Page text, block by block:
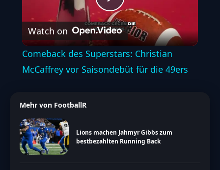
Play
Video
Watch on
Comeback des Superstars: Christian
McCaffrey vor Saisondebüt für die 49ers
Mehr von FootballR
Lions machen Jahmyr Gibbs zum
bestbezahlten Running Back